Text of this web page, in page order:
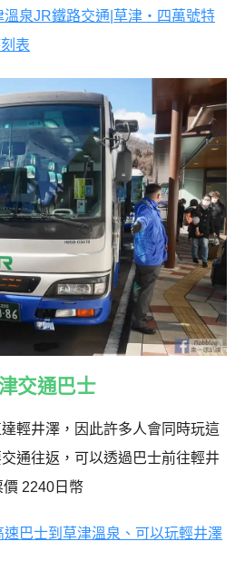
溫泉JR鐵路交通|草津・四萬號特
表
交通巴士
輕井澤，因此許多人會同時玩這
通往返，可以透過巴士前往輕井
2240日幣
速巴士到草津溫泉、可以玩輕井澤